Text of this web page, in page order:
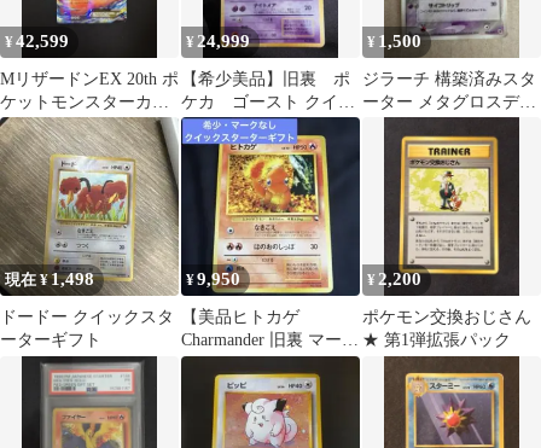
¥42,599
MリザードンEX 20th ポ
ケットモンスターカー
ドゲーム スターターパ
ック …
¥ 24,999
【希少美品】旧裏 ポ
ケカ ゴースト クイッ
クスターター マーク
なし
¥ 1,500
ジラーチ 構築済みスタ
ーター メタグロスデッ
現在 ¥1,498
ドードー クイックスタ
ーターギフト
¥9,950
【美品ヒトカゲ
Charmander 旧裏 マーク
なし クイックスタータ
ーギフト
¥2,200
ポケモン交換おじさん
★ 第1弾拡張パック